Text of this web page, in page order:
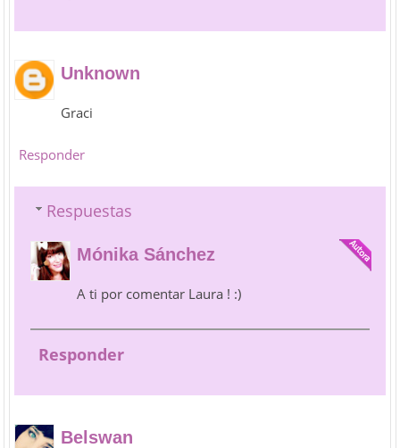
Unknown
Graci
Responder
Respuestas
Mónika Sánchez
A ti por comentar Laura ! :)
Responder
Belswan